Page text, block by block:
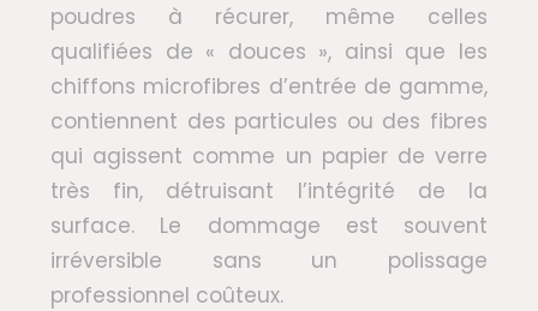
poudres à récurer, même celles
qualifiées de « douces », ainsi que les
chiffons microfibres d’entrée de gamme,
contiennent des particules ou des fibres
qui agissent comme un papier de verre
très fin, détruisant l’intégrité de la
surface. Le dommage est souvent
irréversible sans un polissage
professionnel coûteux.